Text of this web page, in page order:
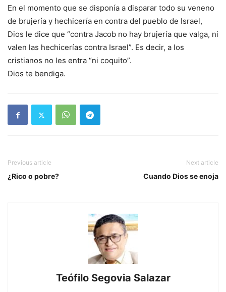
En el momento que se disponía a disparar todo su veneno
de brujería y hechicería en contra del pueblo de Israel,
Dios le dice que “contra Jacob no hay brujería que valga, ni
valen las hechicerías contra Israel”. Es decir, a los
cristianos no les entra “ni coquito”.
Dios te bendiga.
Previous article
¿Rico o pobre?
Next article
Cuando Dios se enoja
Teófilo Segovia Salazar